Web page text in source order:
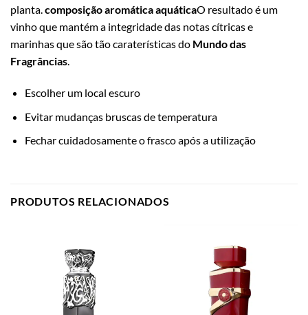
planta.composição aromática aquáticaO resultado é um
vinho que mantém a integridade das notas cítricas e
marinhas que são tão caraterísticas do Mundo das
Fragrâncias.
Escolher um local escuro
Evitar mudanças bruscas de temperatura
Fechar cuidadosamente o frasco após a utilização
PRODUTOS RELACIONADOS